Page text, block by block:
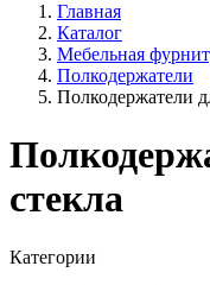
Главная
Каталог
Мебельная
Полкодержатели
Полкодержатели
стекла
Категории